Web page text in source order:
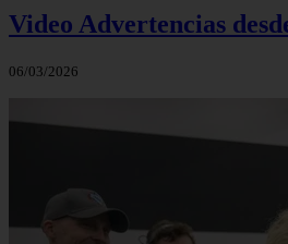
Video Advertencias
06/03/2026